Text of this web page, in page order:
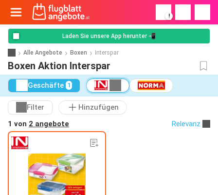
!
Laden Sie unsere App herunter 📲
Alle Angebote Boxen Interspar
Boxen Aktion Interspar
Geschäfte 1
Filter
Hinzufügen
1 von 2 angebote Relevanz